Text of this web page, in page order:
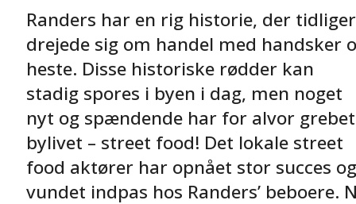
Randers har en rig historie, der
drejede sig om handel med handsker
heste. Disse historiske rødder kan
stadig spores i byen i dag, men noget
nyt og spændende har for alvor grebet
bylivet – street food! Det lokale street
food aktører har opnået stor succes og
vundet indpas hos Randers’ beboere.